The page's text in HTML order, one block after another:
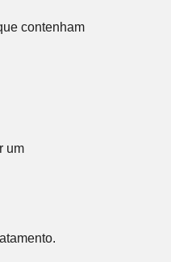
contenham
um